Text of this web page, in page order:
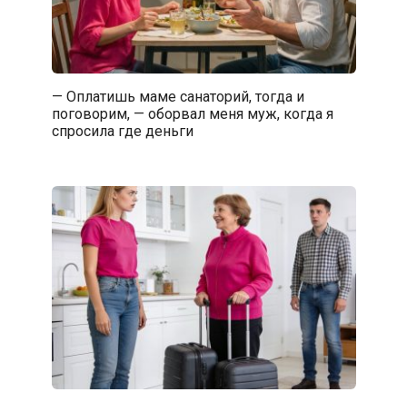
— Оплатишь маме санаторий, тогда и
поговорим, — оборвал меня муж, когда я
спросила где деньги